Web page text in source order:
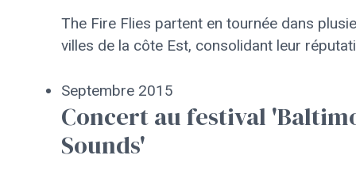
The Fire Flies partent en tournée dans
villes de la côte Est, consolidant leur
Septembre 2015
Concert au festival
Sounds'